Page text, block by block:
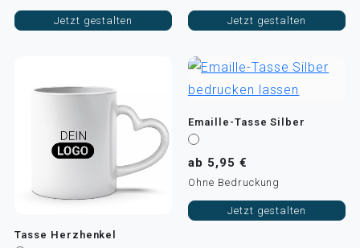
Jetzt gestalten Jetzt gestalten
Tasse Herzhenkel
Emaille-Tasse Silber
ab 5,95 €
Ohne Bedruckung
Jetzt gestalten